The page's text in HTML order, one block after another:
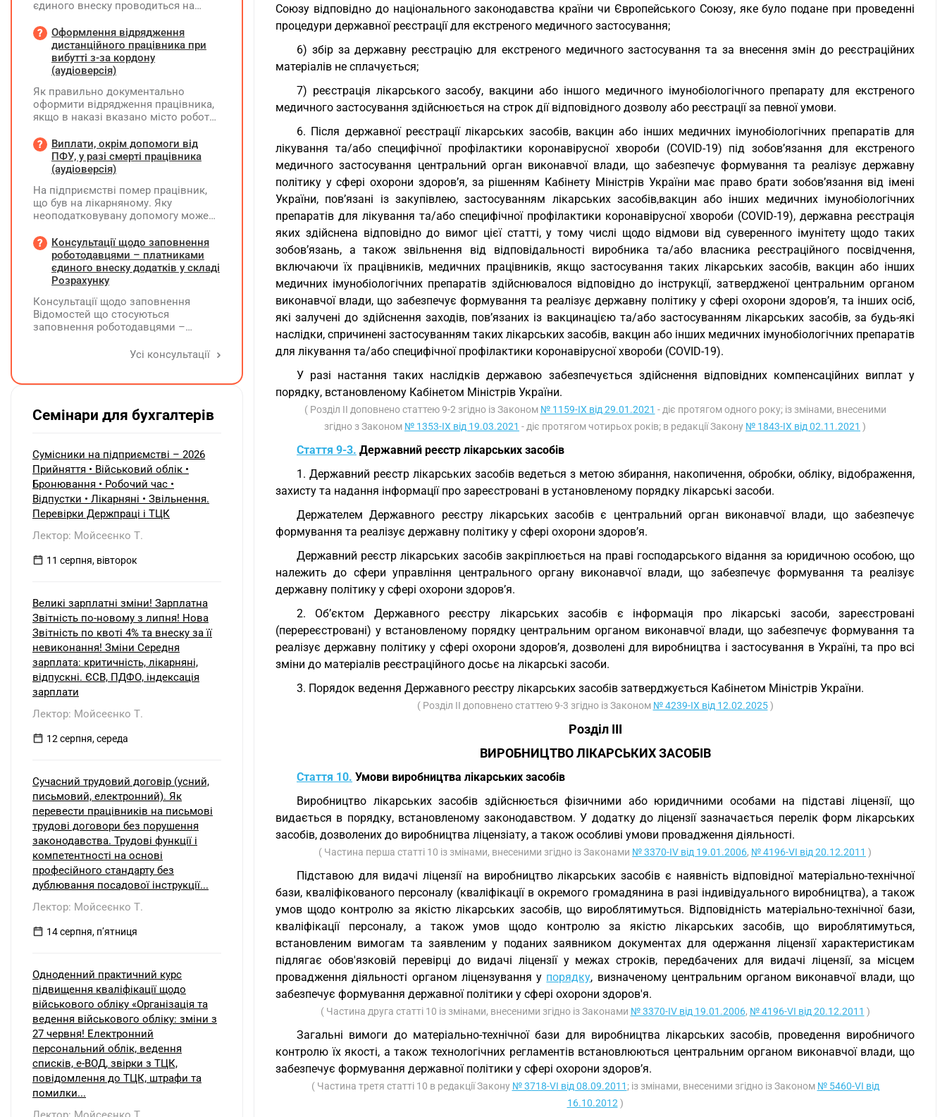
Союзу відповідно до національного законодавства країни чи Європейського Союзу, яке було подане при проведенні
процедури державної реєстрації для екстреного медичного застосування;
6) збір за державну реєстрацію для екстреного медичного застосування та за внесення змін до реєстраційних
матеріалів не сплачується;
7) реєстрація лікарського засобу, вакцини або іншого медичного імунобіологічного препарату для екстреного
медичного застосування здійснюється на строк дії відповідного дозволу або реєстрації за певної умови.
6. Після державної реєстрації лікарських засобів, вакцин або інших медичних імунобіологічних препаратів для
лікування та/або специфічної профілактики коронавірусної хвороби (COVID-19) під зобов’язання для екстреного
медичного застосування центральний орган виконавчої влади, що забезпечує формування та реалізує державну
політику у сфері охорони здоров’я, за рішенням Кабінету Міністрів України має право брати зобов’язання від імені
України, пов’язані із закупівлею, застосуванням лікарських засобів,вакцин або інших медичних імунобіологічних
препаратів для лікування та/або специфічної профілактики коронавірусної хвороби (COVID-19), державна реєстрація
яких здійснена відповідно до вимог цієї статті, у тому числі щодо відмови від суверенного імунітету щодо таких
зобов’язань, а також звільнення від відповідальності виробника та/або власника реєстраційного посвідчення,
включаючи їх працівників, медичних працівників, якщо застосування таких лікарських засобів, вакцин або інших
медичних імунобіологічних препаратів здійснювалося відповідно до інструкції, затвердженої центральним органом
виконавчої влади, що забезпечує формування та реалізує державну політику у сфері охорони здоров’я, та інших осіб,
які залучені до здійснення заходів, пов’язаних із вакцинацією та/або застосуванням лікарських засобів, за будь-які
наслідки, спричинені застосуванням таких лікарських засобів, вакцин або інших медичних імунобіологічних препаратів
для лікування та/або специфічної профілактики коронавірусної хвороби (COVID-19).
У разі настання таких наслідків державою забезпечується здійснення відповідних компенсаційних виплат у
порядку, встановленому Кабінетом Міністрів України.
( Розділ ІІ доповнено статтею 9-2 згідно із Законом № 1159-IX від 29.01.2021 - діє протягом одного року; із змінами, внесеними
згідно з Законом № 1353-IX від 19.03.2021 - діє протягом чотирьох років; в редакції Закону № 1843-IX від 02.11.2021 )
Стаття 9-3. Державний реєстр лікарських засобів
1. Державний реєстр лікарських засобів ведеться з метою збирання, накопичення, обробки, обліку, відображення,
захисту та надання інформації про зареєстровані в установленому порядку лікарські засоби.
Держателем Державного реєстру лікарських засобів є центральний орган виконавчої влади, що забезпечує
формування та реалізує державну політику у сфері охорони здоров’я.
Державний реєстр лікарських засобів закріплюється на праві господарського відання за юридичною особою, що
належить до сфери управління центрального органу виконавчої влади, що забезпечує формування та реалізує
державну політику у сфері охорони здоров’я.
2. Об’єктом Державного реєстру лікарських засобів є інформація про лікарські засоби, зареєстровані
(перереєстровані) у встановленому порядку центральним органом виконавчої влади, що забезпечує формування та
реалізує державну політику у сфері охорони здоров’я, дозволені для виробництва і застосування в Україні, та про всі
зміни до матеріалів реєстраційного досьє на лікарські засоби.
3. Порядок ведення Державного реєстру лікарських засобів затверджується Кабінетом Міністрів України.
( Розділ ІІ доповнено статтею 9-3 згідно із Законом № 4239-IX від 12.02.2025)
Розділ III
ВИРОБНИЦТВО ЛІКАРСЬКИХ ЗАСОБІВ
Стаття 10. Умови виробництва лікарських засобів
Виробництво лікарських засобів здійснюється фізичними або юридичними особами на підставі ліцензії, що
видається в порядку, встановленому законодавством. У додатку до ліцензії зазначається перелік форм лікарських
засобів, дозволених до виробництва ліцензіату, а також особливі умови провадження діяльності.
( Частина перша статті 10 із змінами, внесеними згідно із Законами № 3370-IV від 19.01.2006, № 4196-VI від 20.12.2011 )
Підставою для видачі ліцензії на виробництво лікарських засобів є наявність відповідної матеріально-технічної
бази, кваліфікованого персоналу (кваліфікації в окремого громадянина в разі індивідуального виробництва), а також
умов щодо контролю за якістю лікарських засобів, що вироблятимуться. Відповідність матеріально-технічної бази,
кваліфікації персоналу, а також умов щодо контролю за якістю лікарських засобів, що вироблятимуться,
встановленим вимогам та заявленим у поданих заявником документах для одержання ліцензії характеристикам
підлягає обов'язковій перевірці до видачі ліцензії у межах строків, передбачених для видачі ліцензії, за місцем
провадження діяльності органом ліцензування у порядку, визначеному центральним органом виконавчої влади, що
забезпечує формування державної політики у сфері охорони здоров'я.
( Частина друга статті 10 із змінами, внесеними згідно із Законами № 3370-IV від 19.01.2006, № 4196-VI від 20.12.2011 )
Загальні вимоги до матеріально-технічної бази для виробництва лікарських засобів, проведення виробничого
контролю їх якості, а також технологічних регламентів встановлюються центральним органом виконавчої влади, що
забезпечує формування державної політики у сфері охорони здоров’я.
( Частина третя статті 10 в редакції Закону № 3718-VI від 08.09.2011 ; із змінами, внесеними згідно із Законом № 5460-VI від
16.10.2012 )
єдиного внеску проводиться на
ЮО з використанням типів
нарахувань 2 та 3. Додатки,
інформація щодо яких не
коригується, у рядку 06 не
Оформлення відрядження
дистанційного працівника при
вибутті з-за кордону
(аудіоверсія)
Як правильно документально
оформити відрядження працівника,
якщо в наказі вказано місто роботи
відбувся з іншої країни (де
працівник працював дистанційно),
та чи впливає ця розбіжність на
оподаткування?
Виплати, окрім допомоги від
ПФУ, у разі смерті працівника
(аудіоверсія)
На підприємстві помер працівник,
що був на лікарняному. Яку
неоподатковувану допомогу може
від ПФУ? Кому і як виплатити
лікарняні, що прийшли на рахунок
підприємства, та розрахункові
(компенсація за невикористані дні
Консультації щодо заповнення
роботодавцями – платниками
єдиного внеску додатків у складі
Розрахунку
Консультації щодо заповнення
Відомостей що стосуються
заповнення роботодавцями –
додатків Д1, Д2, Д3, Д5 та Д6 у складі
Усі консультації
Семінари для бухгалтерів
Сумісники на підприємстві – 2026
Прийняття • Військовий облік •
Бронювання • Робочий час •
Відпустки • Лікарняні • Звільнення.
Перевірки Держпраці і ТЦК
Лектор: Мойсеєнко Т.
11 серпня, вівторок
Великі зарплатні зміни! Зарплатна
Звітність по-новому з липня! Нова
Звітність по квоті 4% та внеску за її
невиконання! Зміни Середня
зарплата: критичність, лікарняні,
відпускні. ЄСВ, ПДФО, індексація
зарплати
Лектор: Мойсеєнко Т.
12 серпня, середа
Сучасний трудовий договір (усний,
письмовий, електронний). Як
перевести працівників на письмові
трудові договори без порушення
законодавства. Трудові функції і
компетентності на основі
професійного стандарту без
дублювання посадової інструкції...
Лектор: Мойсеєнко Т.
14 серпня, пʼятниця
Одноденний практичний курс
підвищення кваліфікації щодо
військового обліку «Організація та
ведення військового обліку: зміни з
27 червня! Електронний
персональний облік, ведення
списків, е-ВОД, звірки з ТЦК,
повідомлення до ТЦК, штрафи та
помилки...